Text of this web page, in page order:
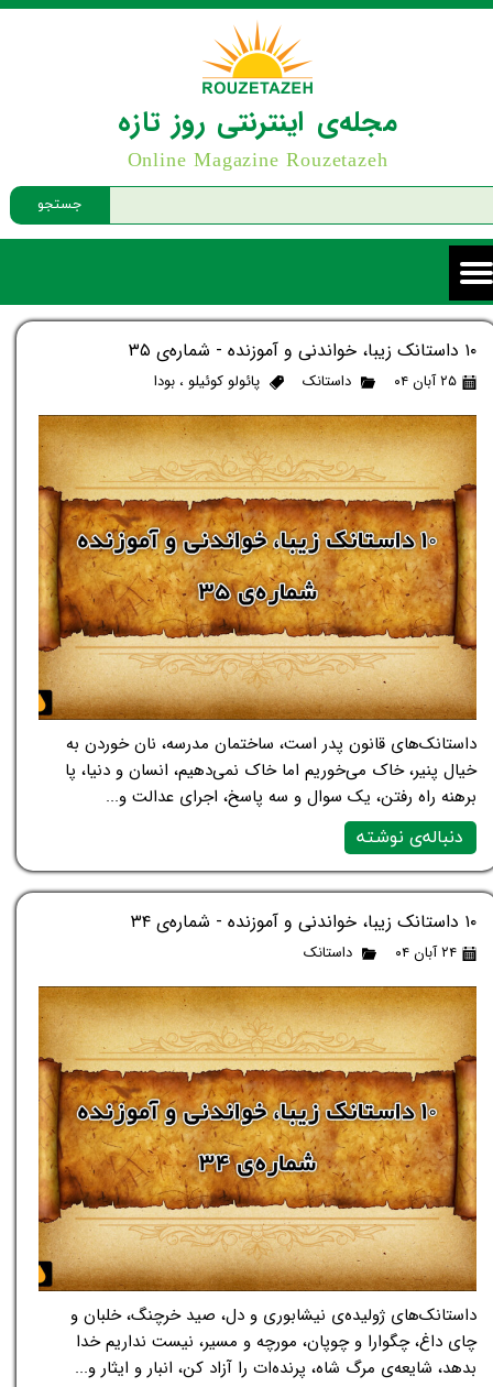
جستجو
مجله‌ی اینترنتی روز تازه
Online Magazine Rouzetazeh
۱۰ داستانک زیبا، خواندنی و آموزنده - شماره‌ی ۳۵
۲۵ آبان ۰۴ داستانک پائولو کوئیلو ، بودا
داستانک‌های قانون پدر است، ساختمان مدرسه، نان خوردن به
خیال پنیر، خاک می‌خوریم اما خاک نمی‌دهیم، انسان و دنیا، پا
برهنه راه رفتن، یک سوال و سه پاسخ، اجرای عدالت و...
دنباله‌ی نوشته
۱۰ داستانک زیبا، خواندنی و آموزنده - شماره‌ی ۳۴
۲۴ آبان ۰۴ داستانک
داستانک‌های ژولیده‌ی نیشابوری و دل، صید خرچنگ، خلبان و
چای داغ، چگوارا و چوپان، مورچه و مسیر، نیست نداریم خدا
بدهد، شایعه‌ی مرگ شاه، پرنده‌ات را آزاد کن، انبار و ایثار و...